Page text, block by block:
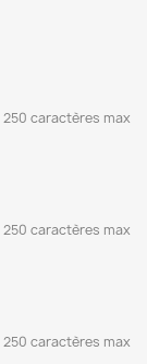
250 caractères max
250 caractères max
250 caractères max